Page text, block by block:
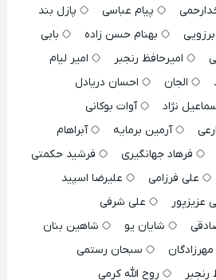
پیام عباسی
پازل بند
بهنام حسن زاده
بابی
امیرحافظ رنجبر
امیر لیام
الجان
احسان دریادل
نژاد
آوات بوکانی
آرمین برمایه
آبراهام
فرهاد جهانگیری
فرشید حکمتی
علی فرزامی
علیرضا اسپید
عزیزپور
علی شرفی
شایان یو
شاهین بنان
سبحان رستمی
روح الله کرمی